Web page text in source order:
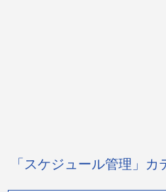
「スケジュール管理」